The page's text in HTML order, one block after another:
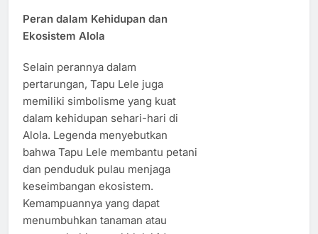
Peran dalam Kehidupan dan
Ekosistem Alola
Selain perannya dalam
pertarungan, Tapu Lele juga
memiliki simbolisme yang kuat
dalam kehidupan sehari-hari di
Alola. Legenda menyebutkan
bahwa Tapu Lele membantu petani
dan penduduk pulau menjaga
keseimbangan ekosistem.
Kemampuannya yang dapat
menumbuhkan tanaman atau